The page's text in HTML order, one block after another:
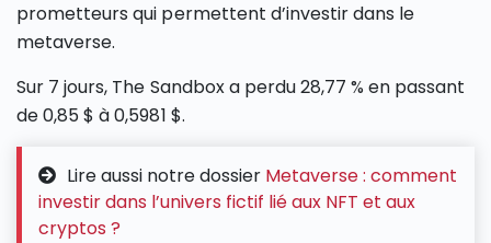
prometteurs qui permettent d’investir dans le
metaverse.
Sur 7 jours, The Sandbox a perdu 28,77 % en passant
de 0,85 $ à 0,5981 $.
Lire aussi notre dossier Metaverse : comment
investir dans l’univers fictif lié aux NFT et aux
cryptos ?